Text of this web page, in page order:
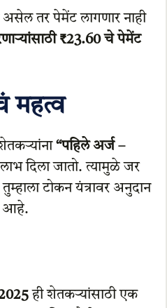
असेल तर पेमेंट लागणार नाही
₹23.60 चे पेमेंट
महत्व
“पहिले अर्ज –
दिला जातो. त्यामुळे जर
टोकन यंत्रावर अनुदान
आहे.
ही शेतकऱ्यांसाठी एक